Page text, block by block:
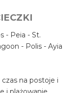
- Peia - St.
- Polis - Ayia
na postoje i